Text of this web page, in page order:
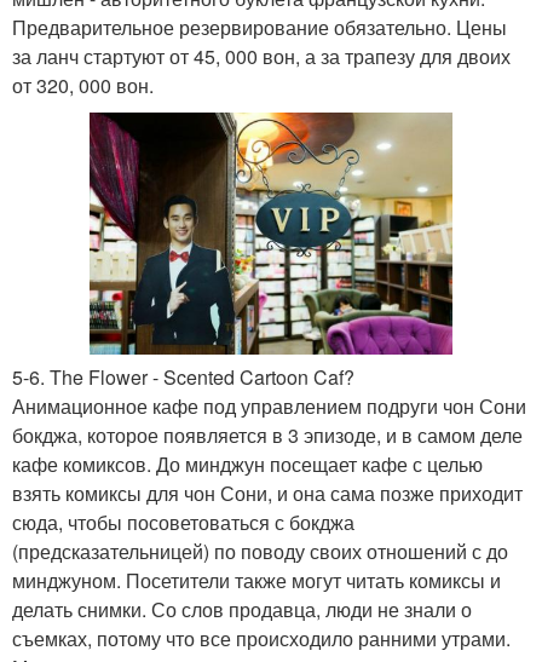
Предварительное резервирование обязательно. Цены
за ланч стартуют от 45, 000 вон, а за трапезу для двоих
от 320, 000 вон.
5-6. The Flower - Scented Cartoon Caf?
Анимационное кафе под управлением подруги чон Сони
бокджа, которое появляется в 3 эпизоде, и в самом деле
кафе комиксов. До минджун посещает кафе с целью
взять комиксы для чон Сони, и она сама позже приходит
сюда, чтобы посоветоваться с бокджа
(предсказательницей) по поводу своих отношений с до
минджуном. Посетители также могут читать комиксы и
делать снимки. Со слов продавца, люди не знали о
съемках, потому что все происходило ранними утрами.